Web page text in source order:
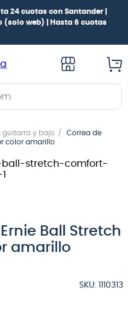
24 cuotas con Santander |
(solo web) |
Hasta 6 cuotas
guitarra y bajo
Correa de
color amarillo
Ball Stretch
amarillo
SKU: 1110313